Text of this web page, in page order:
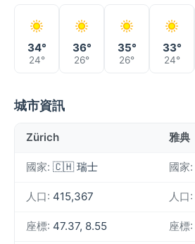
34°
24°
36°
26°
35°
26°
33°
24°
城市資訊
Zürich 雅典
國家: 🇨🇭 瑞士 國家:
人口: 415,367 人口:
座標: 47.37, 8.55 座標: